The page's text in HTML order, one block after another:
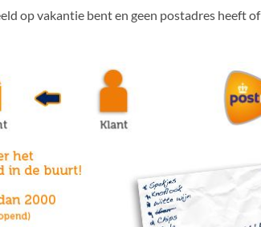
op vakantie bent en geen postadres heeft of